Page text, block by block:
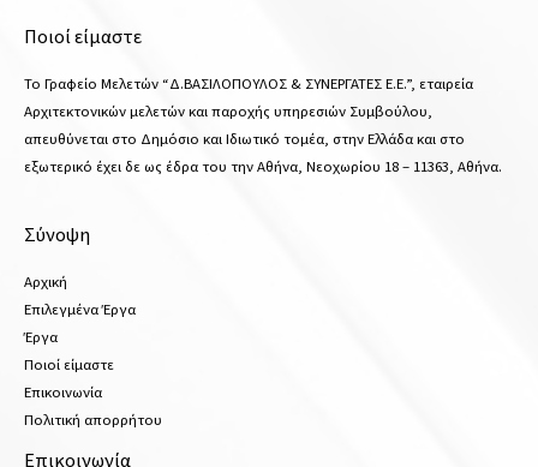
Ποιοί είμαστε
Το Γραφείο Μελετών “Δ.ΒΑΣΙΛΟΠΟΥΛΟΣ & ΣΥΝΕΡΓΑΤΕΣ Ε.Ε.”, εταιρεία
Αρχιτεκτονικών μελετών και παροχής υπηρεσιών Συμβούλου,
απευθύνεται στο Δημόσιο και Ιδιωτικό τομέα, στην Ελλάδα και στο
εξωτερικό έχει δε ως έδρα του την Αθήνα, Νεοχωρίου 18 – 11363, Αθήνα.
Σύνοψη
Αρχική
Επιλεγμένα Έργα
Έργα
Ποιοί είμαστε
Επικοινωνία
Πολιτική απορρήτου
Επικοινωνία